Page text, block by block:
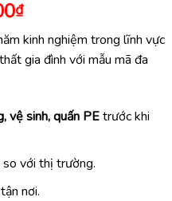
₫Giá
hiện
tại
là:
kinh nghiệm trong lĩnh vực
gia đình với mẫu mã đa
vệ sinh, quấn PEtrước khi
so với thị trường.
nơi.